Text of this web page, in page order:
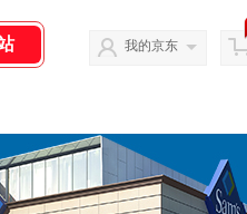
我的京东